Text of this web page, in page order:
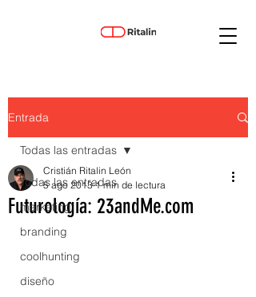
Entrada
Todas las entradas
marketing
branding
coolhunting
diseño
Todas las entradas
Futurología: 23andMe.com
Cristián Ritalin León
5 ago 2013 1 min de lectura